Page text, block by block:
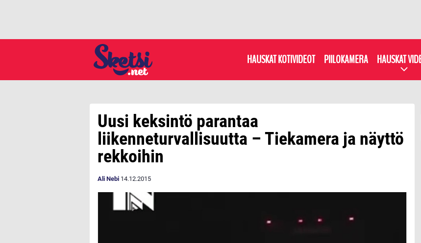
HAUSKAT KOTIVIDEOT PIILOKAMERA HAUSKAT
Uusi keksintö parantaa
liikenneturvallisuutta – Tiekamera ja näyttö
rekkoihin
Ali Nebi 14.12.2015